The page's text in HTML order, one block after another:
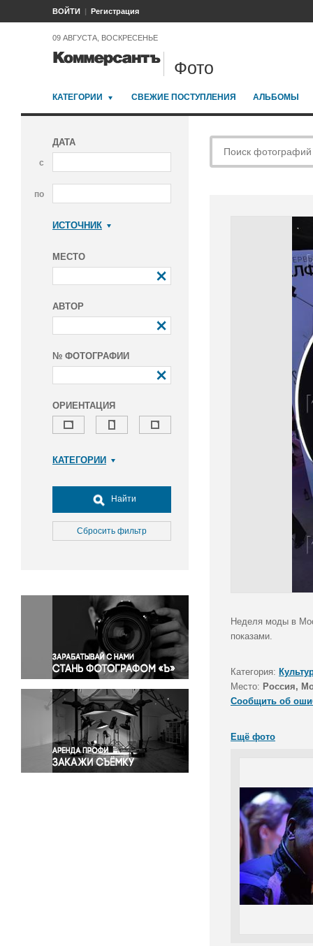
ВОЙТИ Регистрация
09 АВГУСТА, ВОСКРЕСЕНЬЕ
Фото
КАТЕГОРИИ СВЕЖИЕ ПОСТУПЛЕНИЯ АЛЬБОМЫ
ДАТА
с
по
ИСТОЧНИК
МЕСТО
АВТОР
№ ФОТОГРАФИИ
ОРИЕНТАЦИЯ
КАТЕГОРИИ
Досуг, туризм и отдых
Культура
Медицина
Окружающая среда
Политика
Правосудие
Происшествия и конфликты
Религия
Светская жизнь
Спорт
Экология
Экономика и бизнес
Найти
Сбросить фильтр
Неделя моды в
показами.
Категория:
Место: Россия,
Сообщить об
Ещё фото